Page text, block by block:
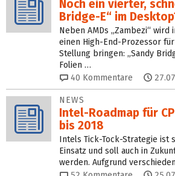
Noch ein vierter,
Bridge-E“ im
Neben AMDs „Zambezi“
einen High-End-Prozessor
Stellung bringen: „Sandy
Folien …
40 Kommentare
NEWS
Intel-Roadmap für
bis 2018
Intels Tick-Tock-Strategie ist
Einsatz und soll auch in
werden. Aufgrund